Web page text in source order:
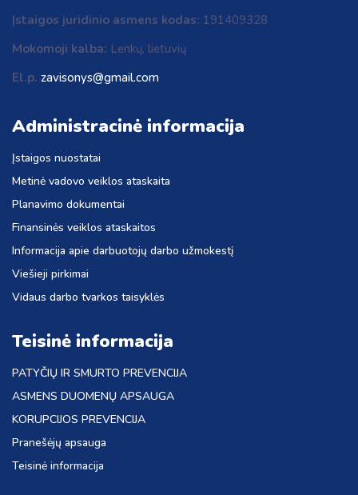
Įstaigos juridinio asmens kodas: 191409328
Mokomoji kalba: Lenkų, lietuvių
El.p. zavisonys@gmail.com
Administracinė informacija
Įstaigos nuostatai
Metinė vadovo veiklos ataskaita
Planavimo dokumentai
Finansinės veiklos ataskaitos
Informacija apie darbuotojų darbo užmokestį
Viešieji pirkimai
Vidaus darbo tvarkos taisyklės
Teisinė informacija
PATYČIŲ IR SMURTO PREVENCIJA
ASMENS DUOMENŲ APSAUGA
KORUPCIJOS PREVENCIJA
Pranešėjų apsauga
Teisinė informacija